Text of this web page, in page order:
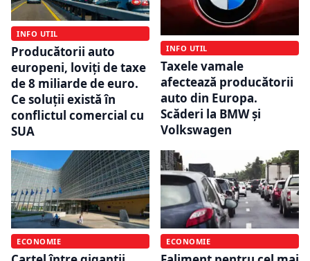
INFO UTIL
Producătorii auto
europeni, loviți de taxe
de 8 miliarde de euro.
Ce soluții există în
conflictul comercial cu
SUA
INFO UTIL
Taxele vamale
afectează producătorii
auto din Europa.
Scăderi la BMW și
Volkswagen
ECONOMIE ECONOMIE